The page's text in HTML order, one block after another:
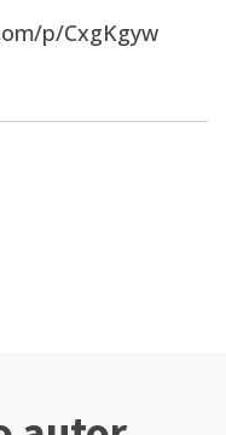
p/CxgKgyw